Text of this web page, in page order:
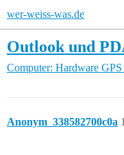
wer-weiss-was.de
Outlook und
Computer: Hardware
Anonym_338582700c0a 1